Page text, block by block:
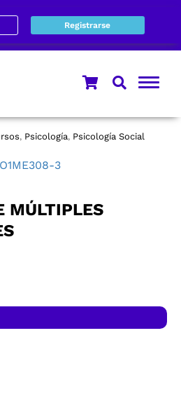
Registrarse
, Psicología, Psicología Social
MÚLTIPLES